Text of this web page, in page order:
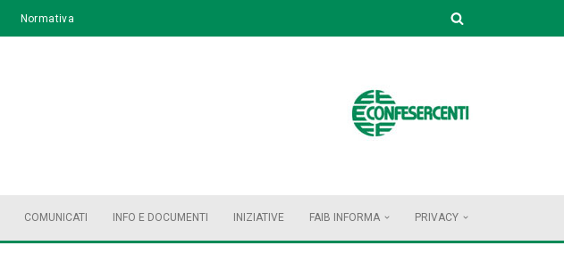
Normativa
COMUNICATI INFO E DOCUMENTI INIZIATIVE FAIB INFORMA PRIVACY